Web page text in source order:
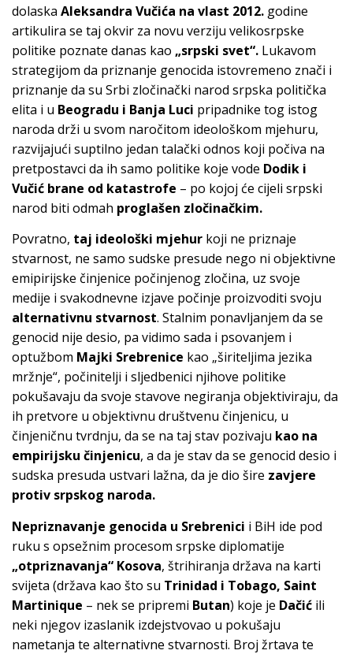
dolaska Aleksandra Vučića na vlast 2012. godine
artikulira se taj okvir za novu verziju velikosrpske
politike poznate danas kao „srpski svet“. Lukavom
strategijom da priznanje genocida istovremeno znači i
priznanje da su Srbi zločinački narod srpska politička
elita i u Beogradu i Banja Luci pripadnike tog istog
naroda drži u svom naročitom ideološkom mjehuru,
razvijajući suptilno jedan talački odnos koji počiva na
pretpostavci da ih samo politike koje vode Dodik i
Vučić brane od katastrofe – po kojoj će cijeli srpski
narod biti odmah proglašen zločinačkim.
Povratno, taj ideološki mjehur koji ne priznaje
stvarnost, ne samo sudske presude nego ni objektivne
emipirijske činjenice počinjenog zločina, uz svoje
medije i svakodnevne izjave počinje proizvoditi svoju
alternativnu stvarnost. Stalnim ponavljanjem da se
genocid nije desio, pa vidimo sada i psovanjem i
optužbom Majki Srebrenice kao „širiteljima jezika
mržnje“, počinitelji i sljedbenici njihove politike
pokušavaju da svoje stavove negiranja objektiviraju, da
ih pretvore u objektivnu društvenu činjenicu, u
činjeničnu tvrdnju, da se na taj stav pozivaju kao na
empirijsku činjenicu, a da je stav da se genocid desio i
sudska presuda ustvari lažna, da je dio šire zavjere
protiv srpskog naroda.
Nepriznavanje genocida u Srebrenici i BiH ide pod
ruku s opsežnim procesom srpske diplomatije
„otpriznavanja“ Kosova, štrihiranja država na karti
svijeta (država kao što su Trinidad i Tobago, Saint
Martinique – nek se pripremi Butan) koje je Dačić ili
neki njegov izaslanik izdejstvovao u pokušaju
nametanja te alternativne stvarnosti. Broj žrtava te